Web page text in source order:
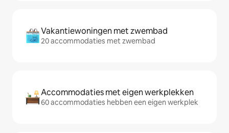
Vakantiewoningen met zwembad
20 accommodaties met zwembad
Accommodaties met eigen werkplekken
60 accommodaties hebben een eigen werkplek